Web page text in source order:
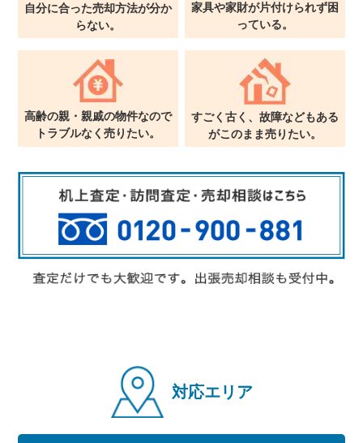
自分に合った売却方法が分か
らない。
家具や家財が片付けられず困
っている。
高齢の親・親戚の物件なので
トラブルなく売りたい。
すごく古く、故障などもある
がこのまま売りたい。
対応エリア